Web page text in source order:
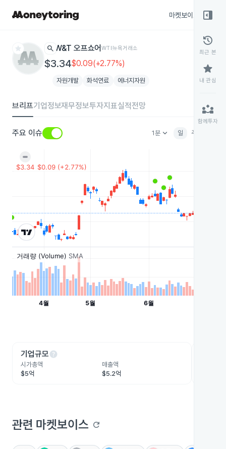
마켓보이스
star search W&T 오프쇼어WTI뉴욕거래소
$3.34$0.09(+2.77%)
자원개발 화석연료 에너지자원
브리프기업정보재무정보투자지표실적전망
주요 이슈 1분keyboard_arrow_down 일 주
기업규모help
시가총액
$5억
매출액
$5.2억
관련 마켓보이스 refresh
right_panel_open
history
최근 본
star
내 관심
partner_exchange
함께투자